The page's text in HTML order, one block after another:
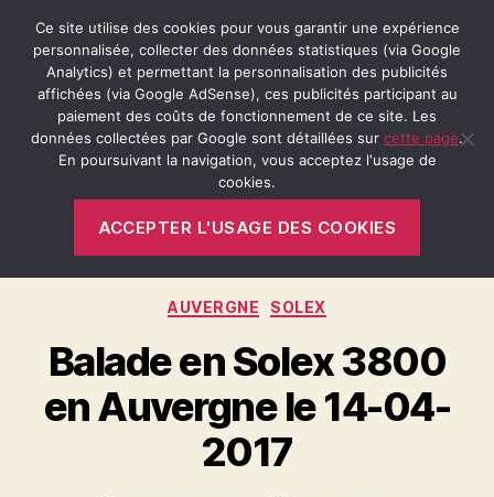
Recherche
Retro-
Passion.fr
Menu
Mois :avril 2017
Catégories
AUVERGNE SOLEX
Balade en Solex 3800
en Auvergne le 14-04-
2017
Ce site utilise des cookies pour vous garantir une expérience
personnalisée, collecter des données statistiques (via Google
Analytics) et permettant la personnalisation des publicités
affichées (via Google AdSense), ces publicités participant au
paiement des coûts de fonctionnement de ce site. Les
données collectées par Google sont détaillées sur cette page.
En poursuivant la navigation, vous acceptez l'usage de
cookies.
ACCEPTER L'USAGE DES COOKIES